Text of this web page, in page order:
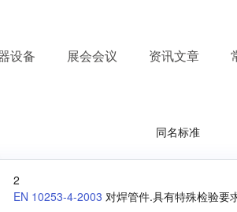
设备 展会会议 资讯文章
同名标准
2
EN 10253-4-2003 对焊管件.具有特殊检验要